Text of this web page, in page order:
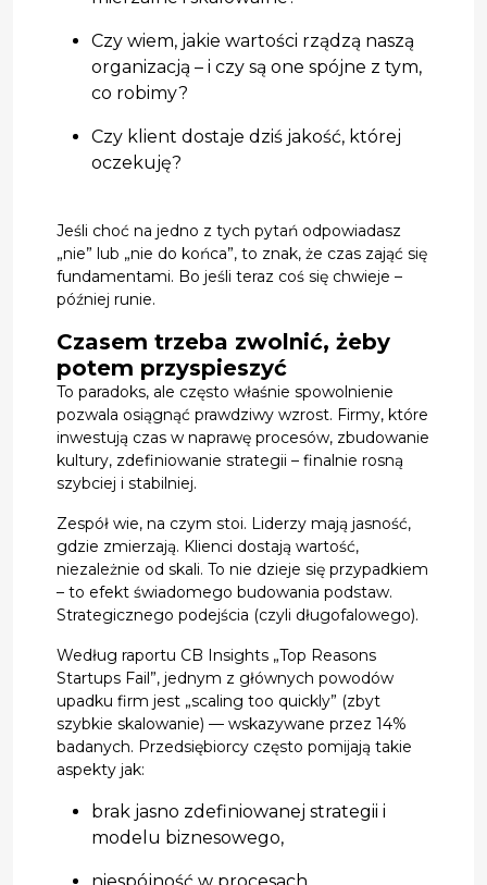
Czy wiem, jakie wartości rządzą naszą
organizacją – i czy są one spójne z tym,
co robimy?
Czy klient dostaje dziś jakość, której
oczekuję?
Jeśli choć na jedno z tych pytań odpowiadasz
„nie” lub „nie do końca”, to znak, że czas zająć się
fundamentami. Bo jeśli teraz coś się chwieje –
później runie.
Czasem trzeba zwolnić, żeby
potem przyspieszyć
To paradoks, ale często właśnie spowolnienie
pozwala osiągnąć prawdziwy wzrost. Firmy, które
inwestują czas w naprawę procesów, zbudowanie
kultury, zdefiniowanie strategii – finalnie rosną
szybciej i stabilniej.
Zespół wie, na czym stoi. Liderzy mają jasność,
gdzie zmierzają. Klienci dostają wartość,
niezależnie od skali. To nie dzieje się przypadkiem
– to efekt świadomego budowania podstaw.
Strategicznego podejścia (czyli długofalowego).
Według raportu CB Insights „Top Reasons
Startups Fail”, jednym z głównych powodów
upadku firm jest „scaling too quickly” (zbyt
szybkie skalowanie) — wskazywane przez 14%
badanych. Przedsiębiorcy często pomijają takie
aspekty jak:
brak jasno zdefiniowanej strategii i
modelu biznesowego,